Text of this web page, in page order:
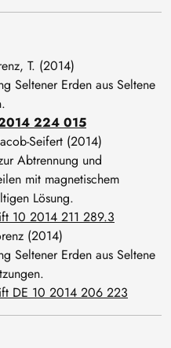
T. (2014)
Seltener Erden aus Seltene
224 015
Seifert (2014)
Abtrennung und
mit magnetischem
Lösung.
10 2014 211 289.3
(2014)
Seltener Erden aus Seltene
DE 10 2014 206 223